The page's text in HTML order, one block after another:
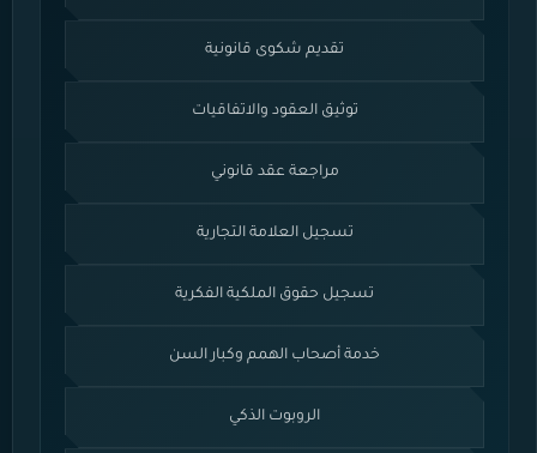
تقديم شكوى قانونية
توثيق العقود والاتفاقيات
مراجعة عقد قانوني
تسجيل العلامة التجارية
تسجيل حقوق الملكية الفكرية
خدمة أصحاب الهمم وكبار السن
الروبوت الذكي